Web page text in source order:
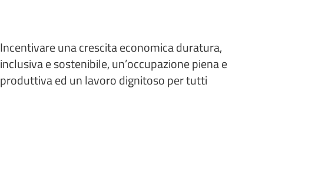
Incentivare una crescita economica duratura,
inclusiva e sostenibile, un’occupazione piena e
produttiva ed un lavoro dignitoso per tutti